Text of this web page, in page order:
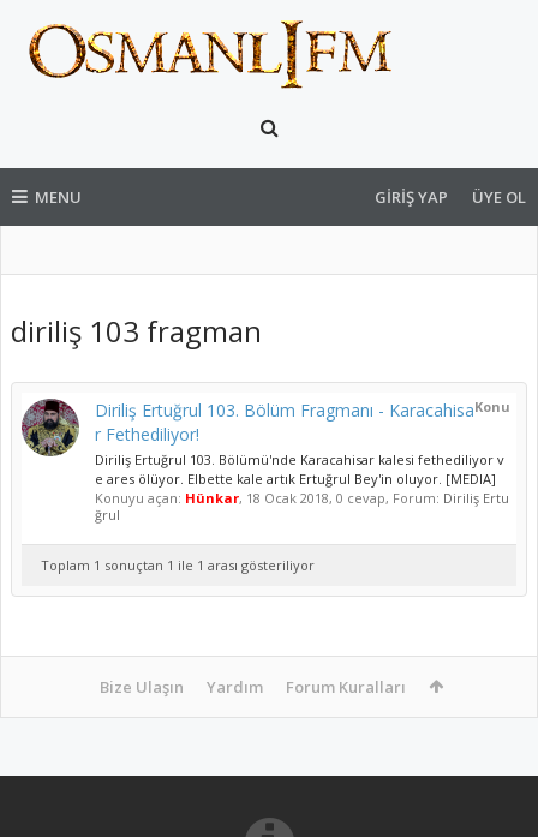
MENU GIRIŞ YAP ÜYE OL
diriliş 103 fragman
Konu
Diriliş Ertuğrul 103. Bölüm Fragmanı - Karacahisa
r Fethediliyor!
Diriliş Ertuğrul 103. Bölümü'nde Karacahisar kalesi fethediliyor v
e ares ölüyor. Elbette kale artık Ertuğrul Bey'in oluyor. [MEDIA]
Konuyu açan: Hünkar, 18 Ocak 2018, 0 cevap, Forum: Diriliş Ertu
ğrul
Toplam 1 sonuçtan 1 ile 1 arası gösteriliyor
Bize Ulaşın Yardım Forum Kuralları